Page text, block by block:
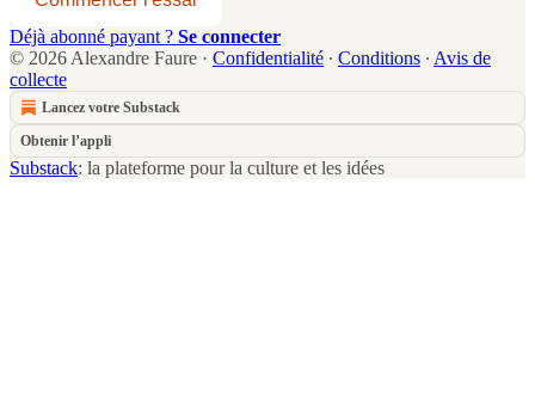
Déjà abonné payant ? Se connecter
© 2026 Alexandre Faure · Confidentialité ∙ Conditions ∙ Avis de
collecte
Lancez votre Substack
Obtenir l’appli
Substack: la plateforme pour la culture et les idées